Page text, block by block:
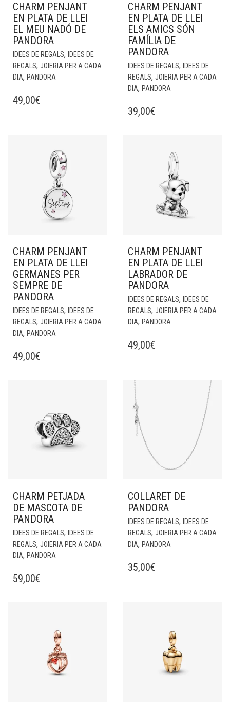
CHARM PENJANT
EN PLATA DE LLEI
EL MEU NADÓ DE
PANDORA
IDEES DE REGALS,
IDEES DE
REGALS, JOIERIA PER A CADA
DIA, PANDORA
49,00€
CHARM PENJANT
EN PLATA DE LLEI
ELS AMICS SÓN
FAMÍLIA DE
PANDORA
IDEES DE REGALS,
IDEES DE
REGALS, JOIERIA PER A CADA
DIA, PANDORA
39,00€
CHARM PENJANT
EN PLATA DE LLEI
GERMANES PER
SEMPRE DE
PANDORA
IDEES DE REGALS,
IDEES DE
REGALS, JOIERIA PER A CADA
DIA, PANDORA
49,00€
CHARM PENJANT
EN PLATA DE LLEI
LABRADOR DE
PANDORA
IDEES DE REGALS,
IDEES DE
REGALS, JOIERIA PER A CADA
DIA, PANDORA
49,00€
CHARM PETJADA
DE MASCOTA DE
PANDORA
IDEES DE REGALS,
IDEES DE
REGALS, JOIERIA PER A CADA
DIA, PANDORA
59,00€
COLLARET DE
PANDORA
IDEES DE REGALS,
IDEES DE
REGALS, JOIERIA PER A CADA
DIA, PANDORA
35,00€